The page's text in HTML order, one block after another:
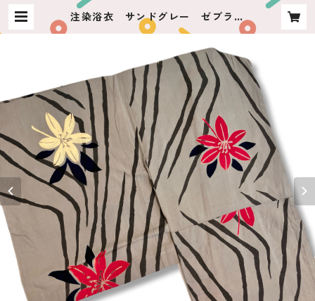
注染浴衣 サンドグレー ゼブラス
トライプに赤白花 | usagiya ashik